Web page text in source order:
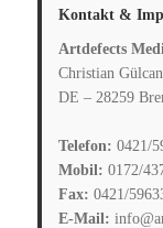
Kontakt &
Artdefects
Christian
DE – 28259
Telefon: 0421/
Mobil: 0172/
Fax: 0421/
E-Mail: